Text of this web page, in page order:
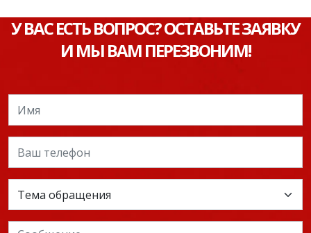
У ВАС ЕСТЬ ВОПРОС? ОСТАВЬТЕ ЗАЯВКУ
И МЫ ВАМ ПЕРЕЗВОНИМ!